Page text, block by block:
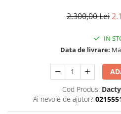
2.300,00 Lei
IN
Data de livrare:
Cod Produs:
Ai nevoie de ajutor?